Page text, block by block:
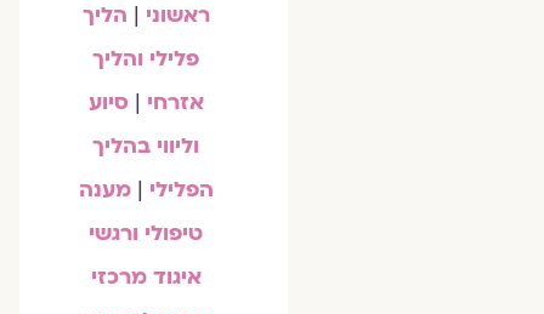
ראשוני| הליך
פלילי והליך
אזרחי| סיוע
וליווי בהליך
הפלילי| מענה
טיפולי ורגשי
איגוד מרכזי